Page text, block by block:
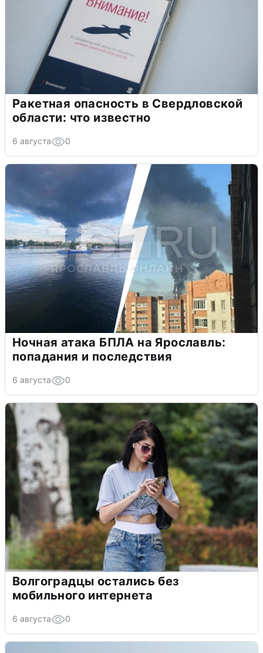
Ракетная опасность в Свердловской
области: что известно
6 августа 0
Ночная атака БПЛА на Ярославль:
попадания и последствия
6 августа 0
Волгоградцы остались без
мобильного интернета
6 августа 0